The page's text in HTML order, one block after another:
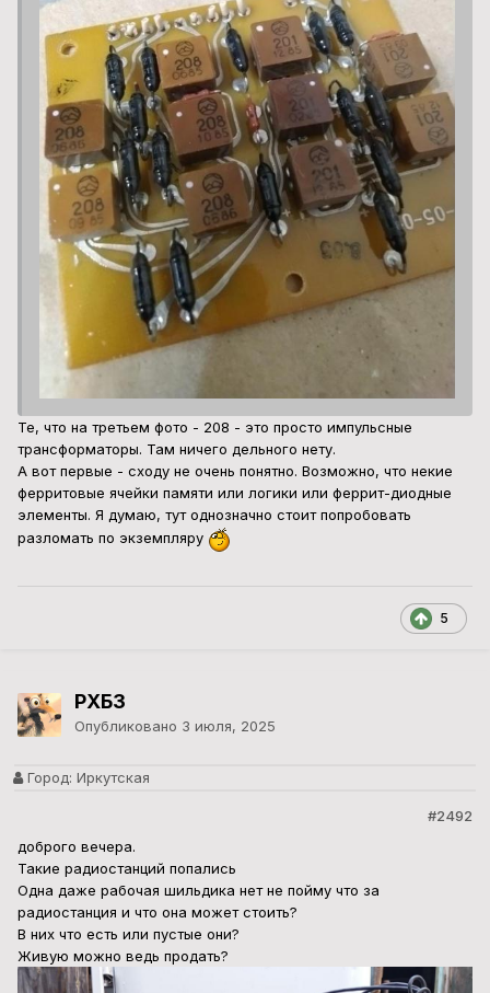
Те, что на третьем фото - 208 - это просто импульсные
трансформаторы. Там ничего дельного нету.
А вот первые - сходу не очень понятно. Возможно, что некие
ферритовые ячейки памяти или логики или феррит-диодные
элементы. Я думаю, тут однозначно стоит попробовать
разломать по экземпляру
5
РХБЗ
Опубликовано 3 июля, 2025
Город: Иркутская
#2492
доброго вечера.
Такие радиостанций попались
Одна даже рабочая шильдика нет не пойму что за
радиостанция и что она может стоить?
В них что есть или пустые они?
Живую можно ведь продать?